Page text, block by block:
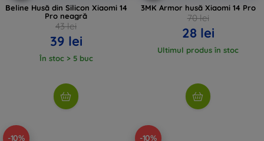
Beline Husă din Silicon Xiaomi 14
Pro neagră
43 lei
39 lei
În stoc > 5 buc
3MK Armor husă Xiaomi 14 Pro
70 lei
28 lei
Ultimul produs în stoc
-10% -10%